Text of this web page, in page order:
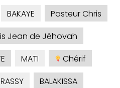
BAKAYE
Pasteur Chris
Jean de Jéhovah
MATI
Chérif
BALAKISSA